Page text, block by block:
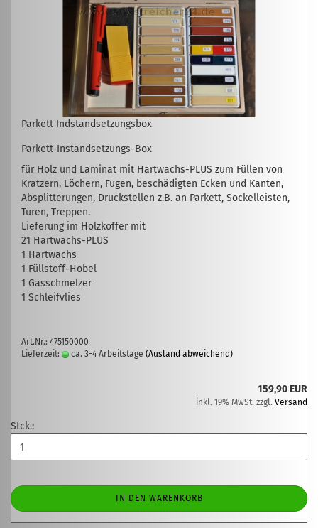
Parkett Indstandsetzungsbox
Parkett-Instandsetzungs-Box
für Holz und Laminat mit Hartwachs-PLUS zum Füllen von
Kratzern, Löchern, Fugen, beschädigten Ecken und Kanten,
Absplitterungen, Druckstellen z.B. an Parkett, Sockelleisten,
Türen, Treppen.
Lieferung im Holzkoffer mit
21 Hartwachs-PLUS
1 Hartwachs
1 Füllstoff-Hobel
1 Gasschmelzer
1 Schleifvlies
Art.Nr.: 475150000
Lieferzeit:
ca. 3-4 Arbeitstage (Ausland abweichend)
159,90 EUR
inkl. 19% MwSt. zzgl. Versand
Stck.:
IN DEN WARENKORB